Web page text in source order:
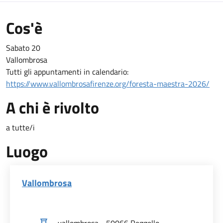
Cos'è
Sabato 20
Vallombrosa
Tutti gli appuntamenti in calendario:
https://www.vallombrosafirenze.org/foresta-maestra-2026/
A chi è rivolto
a tutte/i
Luogo
Vallombrosa